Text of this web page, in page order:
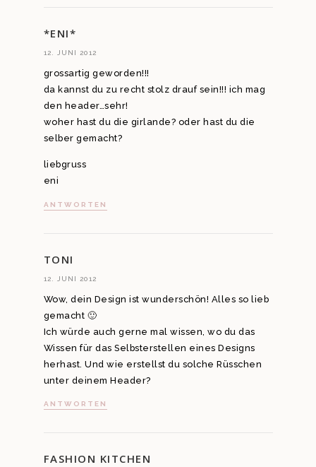
*ENI*
12. JUNI 2012
grossartig geworden!!!
da kannst du zu recht stolz drauf sein!!! ich mag
den header…sehr!
woher hast du die girlande? oder hast du die
selber gemacht?
liebgruss
eni
ANTWORTEN
TONI
12. JUNI 2012
Wow, dein Design ist wunderschön! Alles so lieb
gemacht 🙂
Ich würde auch gerne mal wissen, wo du das
Wissen für das Selbsterstellen eines Designs
herhast. Und wie erstellst du solche Rüsschen
unter deinem Header?
ANTWORTEN
FASHION KITCHEN